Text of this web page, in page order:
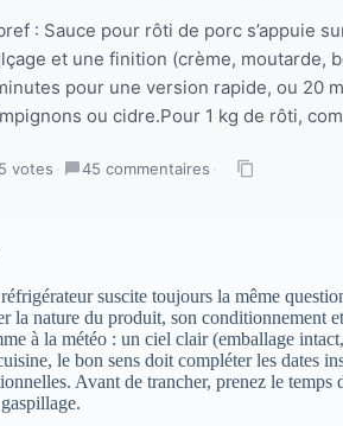
: Sauce pour rôti de porc s’appuie
et une finition (crème, moutarde,
pour une version rapide, ou 20
ou cidre.Pour 1 kg de rôti,
votes · 45 commentaires ·
suscite toujours la même
la nature du produit, son conditionnement
à la météo : un ciel clair (emballage
le bon sens doit compléter les dates
Avant de trancher, prenez le temps